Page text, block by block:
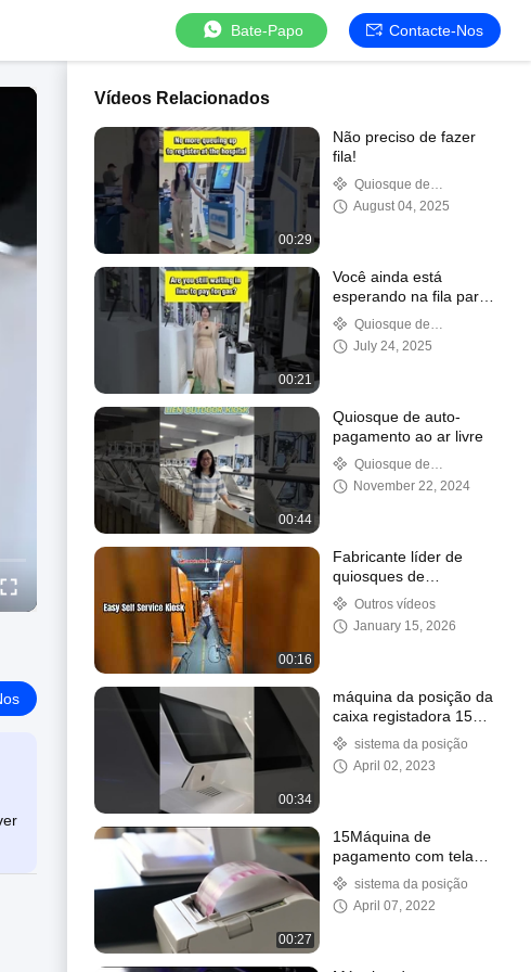
Bate-Papo Contacte-Nos
Vídeos Relacionados
00:29
Não preciso de fazer
fila!
Quiosque de
autocontrolo
August 04, 2025
00:21
Você ainda está
esperando na fila para
pagar no posto de
gasolina?
Quiosque de
autocontrolo
July 24, 2025
00:44
Quiosque de auto-
pagamento ao ar livre
Quiosque de
autocontrolo
November 22, 2024
00:16
Fabricante líder de
quiosques de
autoatendimento
Outros vídeos
January 15, 2026
00:34
máquina da posição da
caixa registadora 15
15.6inch
sistema da posição
April 02, 2023
00:27
15Máquina de
pagamento com tela
sensível ao toque de 6
polegadas
sistema da posição
April 07, 2022